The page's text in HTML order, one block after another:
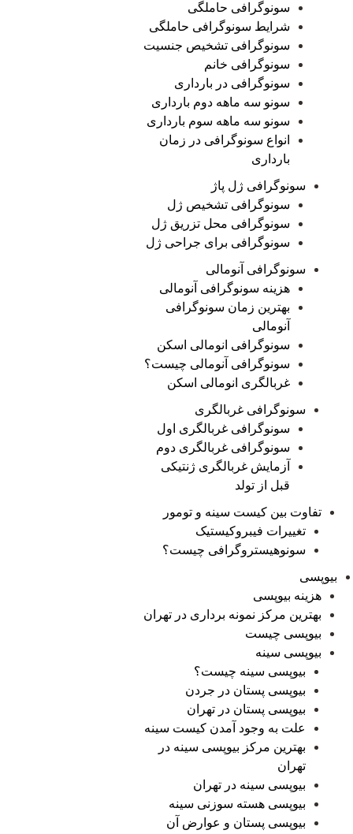
سونوگرافی حاملگی
شرایط سونوگرافی حاملگی
سونوگرافی تشخیص جنسیت
سونوگرافی خانم
سونوگرافی در بارداری
سونو سه ماهه دوم بارداری
سونو سه ماهه سوم بارداری
انواع سونوگرافی در زمان
بارداری
سونوگرافی ژل پاژ
سونوگرافی تشخیص ژل
سونوگرافی محل تزریق ژل
سونوگرافی برای جراحی ژل
سونوگرافی آنومالی
هزینه سونوگرافی آنومالی
بهترین زمان سونوگرافی
آنومالی
سونوگرافی انومالی اسکن
سونوگرافی آنومالی چیست؟
غربالگری انومالی اسکن
سونوگرافی غربالگری
سونوگرافی غربالگری اول
سونوگرافی غربالگری دوم
آزمایش غربالگری ژنتیکی
قبل از تولد
تفاوت بین کیست سینه و تومور
تغییرات فیبروکیستیک
سونوهیستروگرافی چیست؟
بیوپسی
هزینه بیوپسی
بهترین مرکز نمونه برداری در تهران
بیوپسی چیست
بیوپسی سینه
بیوپسی سینه چیست؟
بیوپسی پستان در جردن
بیوپسی پستان در تهران
علت به وجود آمدن کیست سینه
بهترین مرکز بیوپسی سینه در
تهران
بیوپسی سینه در تهران
بیوپسی هسته سوزنی سینه
بیوپسی پستان و عوارض آن